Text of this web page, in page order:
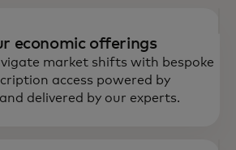
economic offerings
market shifts with bespoke
access powered by
delivered by our experts.